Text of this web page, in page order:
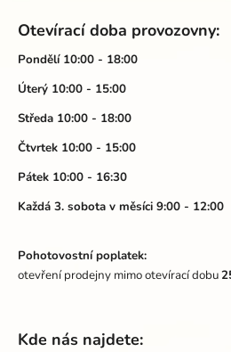
ý
Otevírací doba provozovny:
Pondělí 10:00 - 18:00
Úterý 10:00 - 15:00
Středa 10:00 - 18:00
Čtvrtek 10:00 - 15:00
Pátek 10:00 - 16:30
Každá 3. sobota v měsíci 9:00 - 12:00
Pohotovostní poplatek:
otevření prodejny mimo otevírací dobu
Kde nás najdete: